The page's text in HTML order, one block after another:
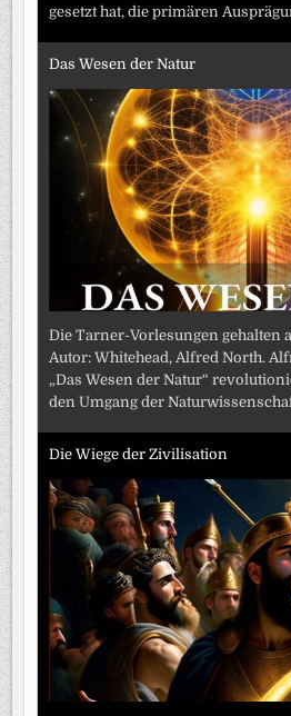
gesetzt hat, die primären
Das Wesen der Natur
Die Tarner-Vorlesungen gehalten
Autor: Whitehead, Alfred North.
„Das Wesen der Natur“
den Umgang der
Die Wiege der Zivilisation